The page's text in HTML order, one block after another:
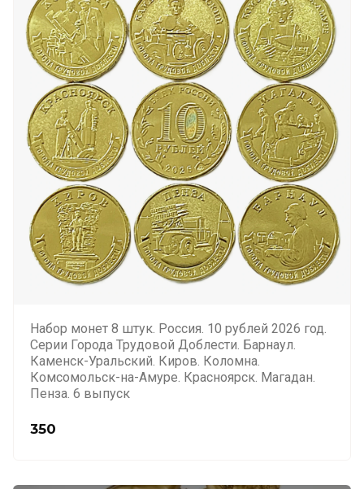
Набор монет 8 штук. Россия. 10 рублей 2026 год.
Серии Города Трудовой Доблести. Барнаул.
Каменск-Уральский. Киров. Коломна.
Комсомольск-на-Амуре. Красноярск. Магадан.
Пенза. 6 выпуск
350